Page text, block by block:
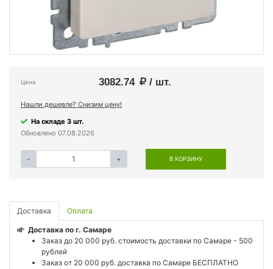
Цена 3082.74 / шт.
Нашли дешевле? Снизим цену!
На складе 3 шт.
Обновлено 07.08.2026
- + В КОРЗИНУ
Доставка Оплата
Доставка по г. Самаре
Заказ до 20 000 руб. стоимость доставки по Самаре - 500
рублей
Заказ от 20 000 руб. доставка по Самаре БЕСПЛАТНО